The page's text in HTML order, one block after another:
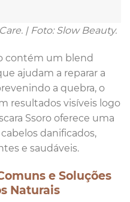
| Foto: Slow Beauty.
contém um blend
ajudam a reparar a
a quebra, o
resultados visíveis logo
Ssoro oferece uma
danificados,
e saudáveis.
e Soluções
Naturais